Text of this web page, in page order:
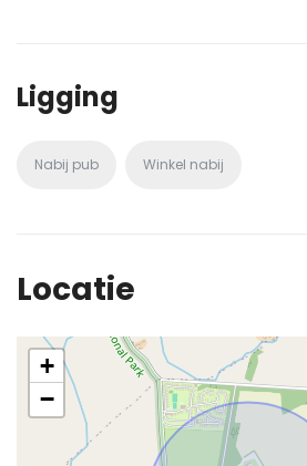
Ligging
Nabij pub Winkel nabij
Locatie
+
−